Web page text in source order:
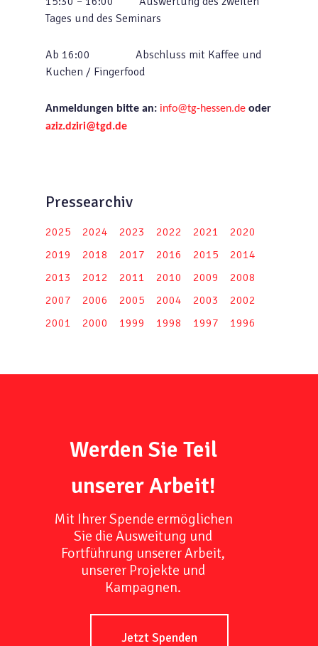
Tages und des Seminars
Ab 16:00 Abschluss mit Kaffee und
Kuchen / Fingerfood
Anmeldungen bitte an: info@tg-hessen.de oder
aziz.dziri@tgd.de
Pressearchiv
2025 2024 2023 2022 2021
2020
2019
2018 2017 2016 2015
2014
2013
2012 2011 2010 2009
2008
2007
2006 2005 2004 2003
2002
2001
2000 1999 1998 1997 1996
Werden Sie Teil
unserer Arbeit!
Mit Ihrer Spende ermöglichen
Sie die Ausweitung und
Fortführung unserer Arbeit,
unserer Projekte und
Kampagnen.
Jetzt Spenden